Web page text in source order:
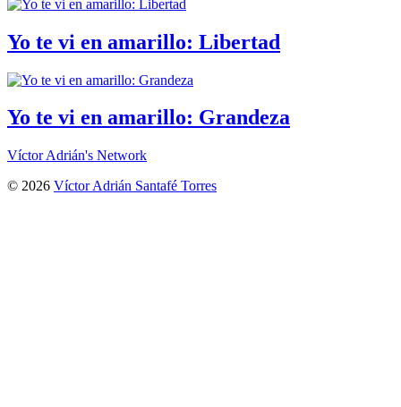
Yo te vi en amarillo: Libertad
Yo te vi en amarillo: Grandeza
Víctor Adrián's Network
© 2026 Víctor Adrián Santafé Torres